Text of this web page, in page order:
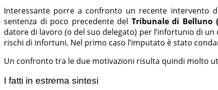
Interessante porre a confronto un recente intervento
sentenza di poco precedente del Tribunale di Belluno
datore di lavoro (o del suo delegato) per l’infortunio di
rischi di infortuni. Nel primo caso l’imputato è stato
Un confronto tra le due motivazioni risulta quindi molto
I fatti in estrema sintesi